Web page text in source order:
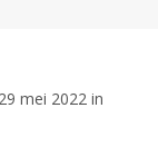
mei 2022 in